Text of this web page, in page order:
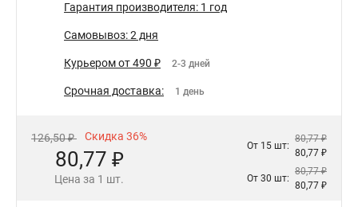
Гарантия производителя: 1 год
Самовывоз: 2 дня
Курьером от 490 ₽ 2-3 дней
Срочная доставка: 1 день
126,50 ₽ Скидка 36%
80,77 ₽
Цена за 1 шт.
От 15 шт:
80,77 ₽
80,77 ₽
От 30 шт:
80,77 ₽
80,77 ₽